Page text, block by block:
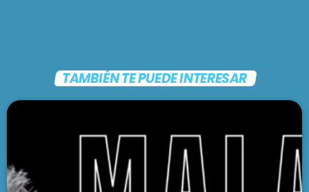
TAMBIÉN TE PUEDE INTERESAR